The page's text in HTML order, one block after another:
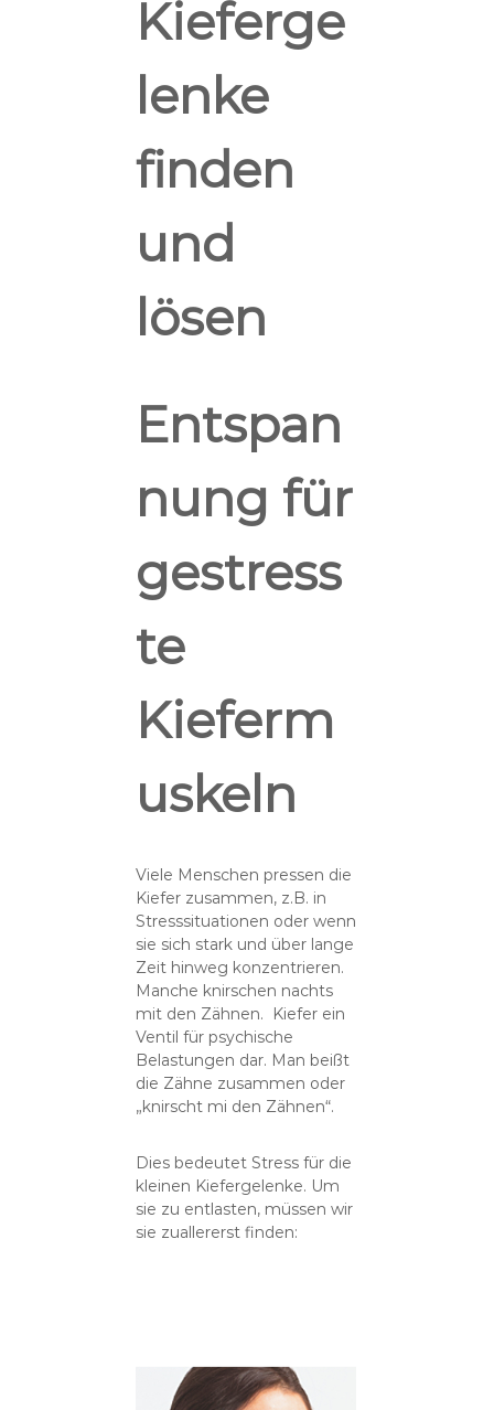
Kieferge
lenke
finden
und
lösen
Entspan
nung für
gestress
te
Kieferm
uskeln
Viele Menschen pressen die
Kiefer zusammen, z.B. in
Stresssituationen oder wenn
sie sich stark und über lange
Zeit hinweg konzentrieren.
Manche knirschen nachts
mit den Zähnen. Kiefer ein
Ventil für psychische
Belastungen dar. Man beißt
die Zähne zusammen oder
„knirscht mi den Zähnen“.
Dies bedeutet Stress für die
kleinen Kiefergelenke. Um
sie zu entlasten, müssen wir
sie zuallererst finden: